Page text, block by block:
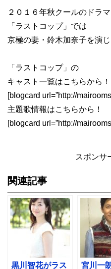
２０１６年秋クールのドラマ
「ラストコップ」では
京極の妻・鈴木加奈子を演じ
「ラストコップ」の
キャスト一覧はこちらから！
[blogcard url=”http://
主題歌情報はこちらから！
[blogcard url=”http://
スポンサ
関連記事
黒川智花がラス
宮川一